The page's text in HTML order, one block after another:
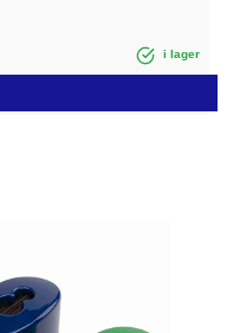
i lager